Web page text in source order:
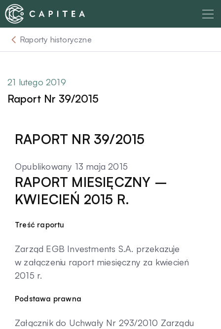
Skip
to
content
O nas
Dla Wierzyciela
Dla Dłużnika
Komunikaty
Kontakt
Raporty historyczne
21 lutego 2019
Raport Nr 39/2015
RAPORT NR 39/2015
Opublikowany 13 maja 2015
RAPORT MIESIĘCZNY –
KWIECIEŃ 2015 R.
Treść raportu
Zarząd EGB Investments S.A. przekazuje
w załączeniu raport miesięczny za kwiecień
2015 r.
Podstawa prawna
Załącznik do Uchwały Nr 293/2010 Zarządu